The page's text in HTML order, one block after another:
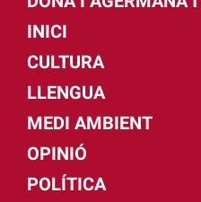
INICI
CULTURA
LLENGUA
MEDI AMBIENT
OPINIÓ
POLÍTICA